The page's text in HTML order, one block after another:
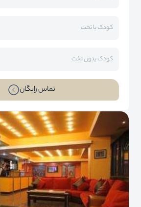
کودک با تخت
کودک بدون تخت
تماس رایگان